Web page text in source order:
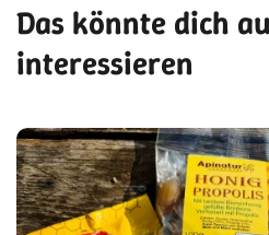
Das könnte dich
interessieren